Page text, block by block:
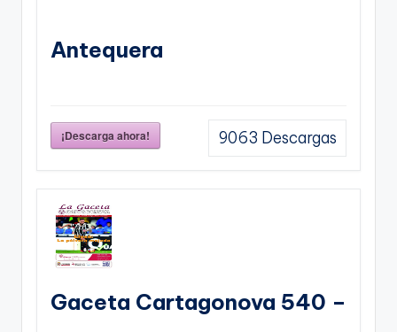
Antequera
¡Descarga ahora! 9063 Descargas
Gaceta Cartagonova 540 –